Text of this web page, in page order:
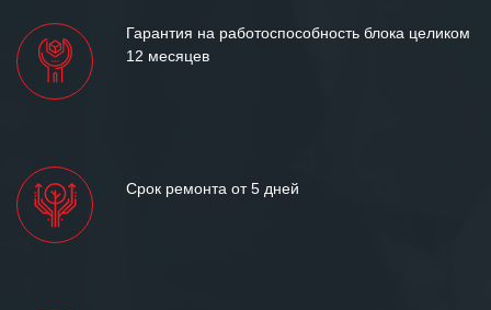
Гарантия на работоспособность блока целиком
12 месяцев
Срок ремонта от 5 дней